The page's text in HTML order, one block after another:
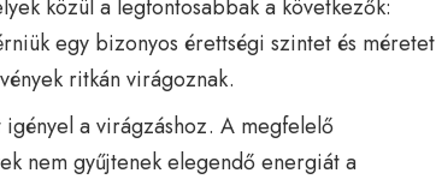
közül a legfontosabbak a következők:
egy bizonyos érettségi szintet és méretet
ritkán virágoznak.
a virágzáshoz. A megfelelő
nem gyűjtenek elegendő energiát a